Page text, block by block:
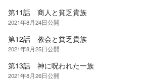
第11話 商人と貧乏貴族
2021年8月24日公開
第12話 教会と貧乏貴族
2021年8月25日公開
第13話 神に呪われた一族
2021年8月26日公開